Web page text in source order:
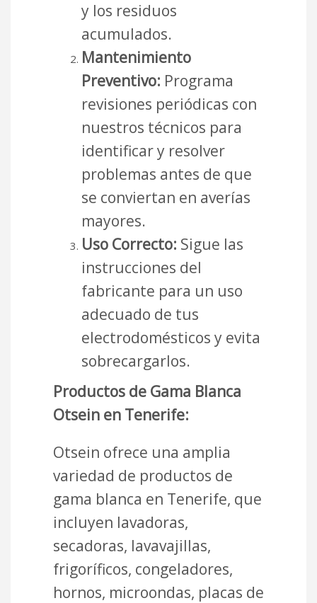
y los residuos
acumulados.
Mantenimiento
Preventivo: Programa
revisiones periódicas con
nuestros técnicos para
identificar y resolver
problemas antes de que
se conviertan en averías
mayores.
Uso Correcto: Sigue las
instrucciones del
fabricante para un uso
adecuado de tus
electrodomésticos y evita
sobrecargarlos.
Productos de Gama Blanca
Otsein en Tenerife:
Otsein ofrece una amplia
variedad de productos de
gama blanca en Tenerife, que
incluyen lavadoras,
secadoras, lavavajillas,
frigoríficos, congeladores,
hornos, microondas, placas de